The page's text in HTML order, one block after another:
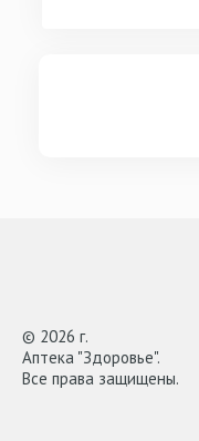
© 2026 г.
Аптека "Здоровье".
Все права защищены.